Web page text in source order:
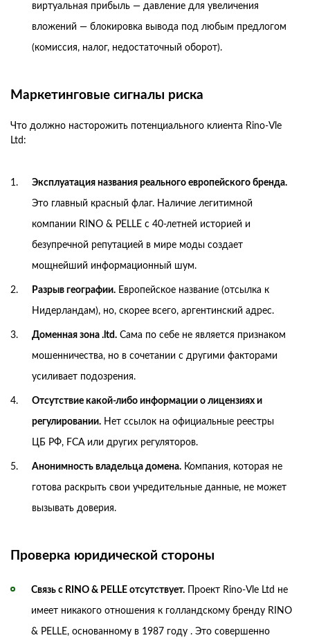
виртуальная прибыль — давление для увеличения
вложений — блокировка вывода под любым предлогом
(комиссия, налог, недостаточный оборот).
Маркетинговые сигналы риска
Что должно насторожить потенциального клиента Rino-Vle
Ltd:
Эксплуатация названия реального европейского бренда.
Это главный красный флаг. Наличие легитимной
компании RINO & PELLE с 40-летней историей и
безупречной репутацией в мире моды создает
мощнейший информационный шум.
Разрыв географии. Европейское название (отсылка к
Нидерландам), но, скорее всего, аргентинский адрес.
Доменная зона .ltd. Сама по себе не является признаком
мошенничества, но в сочетании с другими факторами
усиливает подозрения.
Отсутствие какой-либо информации о лицензиях и
регулировании. Нет ссылок на официальные реестры
ЦБ РФ, FCA или других регуляторов.
Анонимность владельца домена. Компания, которая не
готова раскрыть свои учредительные данные, не может
вызывать доверия.
Проверка юридической стороны
Связь с RINO & PELLE отсутствует. Проект Rino-Vle Ltd не
имеет никакого отношения к голландскому бренду RINO
& PELLE, основанному в 1987 году . Это совершенно